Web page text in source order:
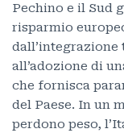
Pechino e il Sud
risparmio
all’adozione di
che fornisca
del Paese. In un
perdono peso,